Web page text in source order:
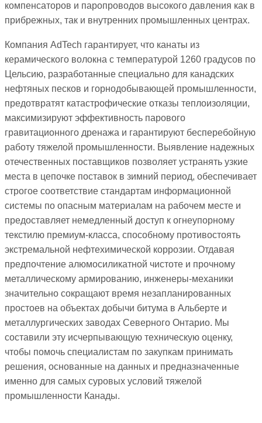
компенсаторов и паропроводов высокого давления как в
прибрежных, так и внутренних промышленных центрах.
Компания AdTech гарантирует, что канаты из
керамического волокна с температурой 1260 градусов по
Цельсию, разработанные специально для канадских
нефтяных песков и горнодобывающей промышленности,
предотвратят катастрофические отказы теплоизоляции,
максимизируют эффективность парового
гравитационного дренажа и гарантируют бесперебойную
работу тяжелой промышленности. Выявление надежных
отечественных поставщиков позволяет устранять узкие
места в цепочке поставок в зимний период, обеспечивает
строгое соответствие стандартам информационной
системы по опасным материалам на рабочем месте и
предоставляет немедленный доступ к огнеупорному
текстилю премиум-класса, способному противостоять
экстремальной нефтехимической коррозии. Отдавая
предпочтение алюмосиликатной чистоте и прочному
металлическому армированию, инженеры-механики
значительно сокращают время незапланированных
простоев на объектах добычи битума в Альберте и
металлургических заводах Северного Онтарио. Мы
составили эту исчерпывающую техническую оценку,
чтобы помочь специалистам по закупкам принимать
решения, основанные на данных и предназначенные
именно для самых суровых условий тяжелой
промышленности Канады.